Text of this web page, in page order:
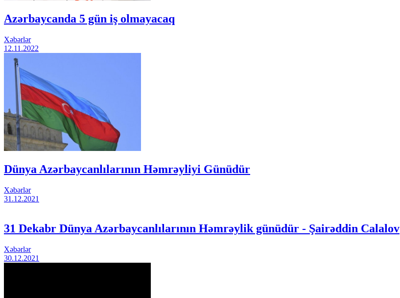
Azərbaycanda 5 gün iş olmayacaq
Xəbərlər
12.11.2022
Dünya Azərbaycanlılarının Həmrəyliyi Günüdür
Xəbərlər
31.12.2021
31 Dekabr Dünya Azərbaycanlılarının Həmrəylik günüdür - Şairəddin Calalov
Xəbərlər
30.12.2021